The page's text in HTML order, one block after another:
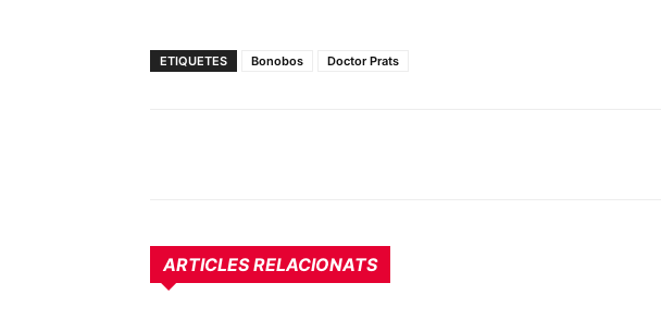
ETIQUETES Bonobos Doctor Prats
ARTICLES RELACIONATS